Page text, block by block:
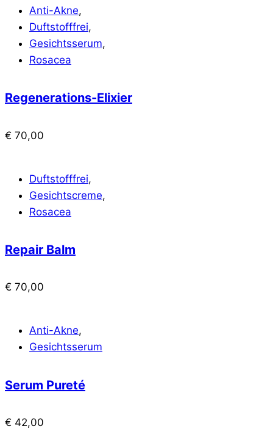
Anti-Akne,
Duftstofffrei,
Gesichtsserum,
Rosacea
Regenerations-Elixier
€ 70,00
Duftstofffrei,
Gesichtscreme,
Rosacea
Repair Balm
€ 70,00
Anti-Akne,
Gesichtsserum
Serum Pureté
€ 42,00